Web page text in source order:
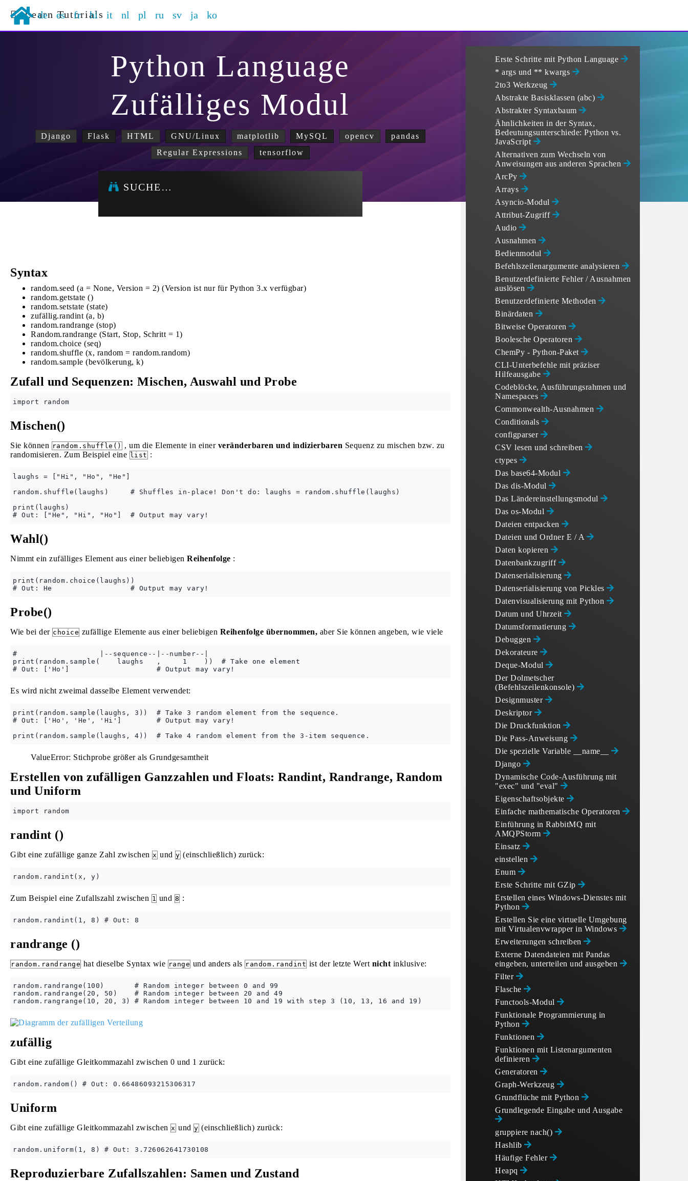
Learn Tutorials
de es fr hi it nl pl ru sv ja ko
Python Language
Zufälliges Modul
Django Flask HTML GNU/Linux matplotlib MySQL opencv
pandas
Regular Expressions
tensorflow
SUCHE…
Syntax
random.seed (a = None, Version = 2) (Version ist nur für Python 3.x verfügbar)
random.getstate ()
random.setstate (state)
zufällig.randint (a, b)
random.randrange (stop)
Random.randrange (Start, Stop, Schritt = 1)
random.choice (seq)
random.shuffle (x, random = random.random)
random.sample (bevölkerung, k)
Zufall und Sequenzen: Mischen, Auswahl und Probe
Mischen()
Sie können random.shuffle() , um die Elemente in einer veränderbaren und indizierbaren Sequenz zu mischen bzw. zu
randomisieren. Zum Beispiel eine list :
laughs = ["Hi", "Ho", "He"]
random.shuffle(laughs)     # Shuffles in-place! Don't do: laughs = random.shuffle(laughs)
print(laughs)
Wahl()
Nimmt ein zufälliges Element aus einer beliebigen Reihenfolge :
print(random.choice(laughs))
Probe()
Wie bei der choice zufällige Elemente aus einer beliebigen Reihenfolge übernommen, aber Sie können angeben, wie viele
#                   |--sequence--|--number--|
print(random.sample(    laughs   ,     1    ))  # Take one element
Es wird nicht zweimal dasselbe Element verwendet:
print(random.sample(laughs, 3))  # Take 3 random element from the sequence.
# Out: ['Ho', 'He', 'Hi']        # Output may vary!
ValueError: Stichprobe größer als Grundgesamtheit
Erstellen von zufälligen Ganzzahlen und Floats: Randint, Randrange, Random
und Uniform
randint ()
Gibt eine zufällige ganze Zahl zwischen x und y (einschließlich) zurück:
Zum Beispiel eine Zufallszahl zwischen 1 und 8 :
randrange ()
random.randrange hat dieselbe Syntax wie range und anders als random.randint ist der letzte Wert nicht inklusive:
random.randrange(100)       # Random integer between 0 and 99
random.randrange(20, 50)    # Random integer between 20 and 49
zufällig
Gibt eine zufällige Gleitkommazahl zwischen 0 und 1 zurück:
Uniform
Gibt eine zufällige Gleitkommazahl zwischen x und y (einschließlich) zurück:
Reproduzierbare Zufallszahlen: Samen und Zustand
Erste Schritte mit Python Language
* args und ** kwargs
2to3 Werkzeug
Abstrakte Basisklassen (abc)
Abstrakter Syntaxbaum
Ähnlichkeiten in der Syntax,
Bedeutungsunterschiede: Python vs.
JavaScript
Alternativen zum Wechseln von
Anweisungen aus anderen Sprachen
ArcPy
Arrays
Asyncio-Modul
Attribut-Zugriff
Audio
Ausnahmen
Bedienmodul
Befehlszeilenargumente analysieren
Benutzerdefinierte Fehler / Ausnahmen
auslösen
Benutzerdefinierte Methoden
Binärdaten
Bitweise Operatoren
Boolesche Operatoren
ChemPy - Python-Paket
CLI-Unterbefehle mit präziser
Hilfeausgabe
Codeblöcke, Ausführungsrahmen und
Namespaces
Commonwealth-Ausnahmen
Conditionals
configparser
CSV lesen und schreiben
ctypes
Das base64-Modul
Das dis-Modul
Das Ländereinstellungsmodul
Das os-Modul
Dateien entpacken
Dateien und Ordner E / A
Daten kopieren
Datenbankzugriff
Datenserialisierung
Datenserialisierung von Pickles
Datenvisualisierung mit Python
Datum und Uhrzeit
Datumsformatierung
Debuggen
Dekorateure
Deque-Modul
Der Dolmetscher
(Befehlszeilenkonsole)
Designmuster
Deskriptor
Die Druckfunktion
Die Pass-Anweisung
Die spezielle Variable __name__
Django
Dynamische Code-Ausführung mit
"exec" und "eval"
Eigenschaftsobjekte
Einfache mathematische Operatoren
Einführung in RabbitMQ mit
AMQPStorm
Einsatz
einstellen
Enum
Erste Schritte mit GZip
Erstellen eines Windows-Dienstes mit
Python
Erstellen Sie eine virtuelle Umgebung
mit Virtualenvwrapper in Windows
Erweiterungen schreiben
Externe Datendateien mit Pandas
eingeben, unterteilen und ausgeben
Filter
Flasche
Functools-Modul
Funktionale Programmierung in
Python
Funktionen
Funktionen mit Listenargumenten
definieren
Generatoren
Graph-Werkzeug
Grundflüche mit Python
Grundlegende Eingabe und Ausgabe
gruppiere nach()
Hashlib
Häufige Fehler
Heapq